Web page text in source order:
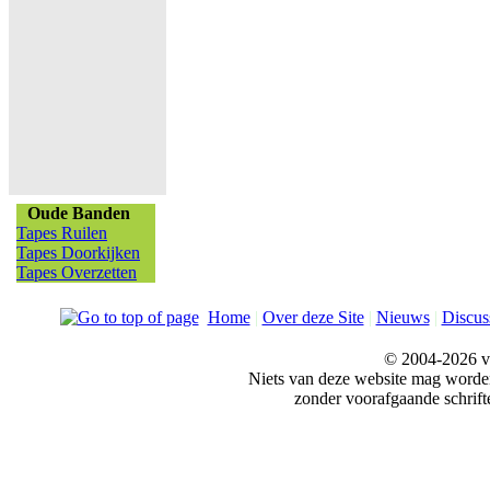
Oude Banden
Tapes Ruilen
Tapes Doorkijken
Tapes Overzetten
Home| Over deze Site| Nieuws|
© 2004-2026
Niets van deze website mag
zonder voorafgaande